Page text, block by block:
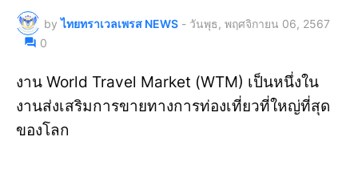
by ไทยทราเวลเพรส NEWS - วันพุธ, พฤศจิกายน 06, 2567
0
งาน World Travel Market (WTM) เป็นหนึ่งใน
งานส่งเสริมการขายทางการท่องเที่ยวที่ใหญ่ที่สุด
ของโลก